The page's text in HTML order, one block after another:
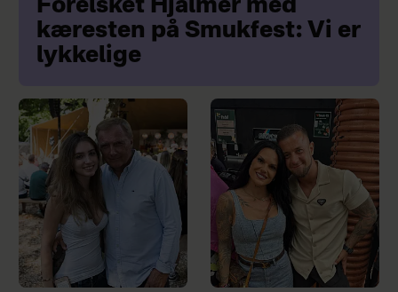
Forelsket Hjalmer med
kæresten på Smukfest: Vi er
lykkelige